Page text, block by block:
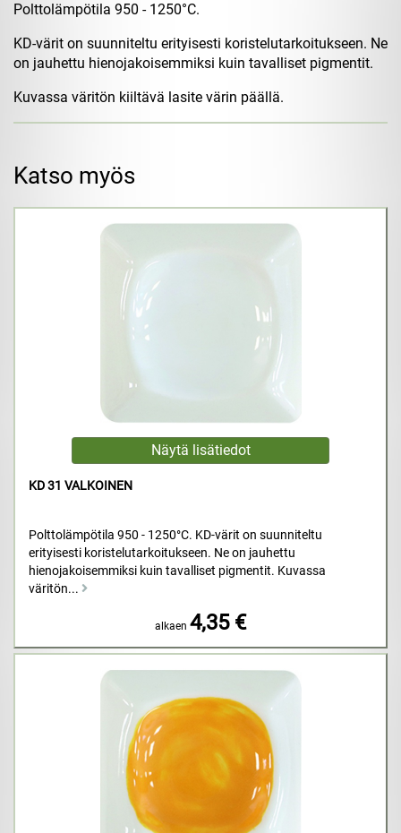
Polttolämpötila 950 - 1250°C.
KD-värit on suunniteltu erityisesti koristelutarkoitukseen. Ne
on jauhettu hienojakoisemmiksi kuin tavalliset pigmentit.
Kuvassa väritön kiiltävä lasite värin päällä.
Katso myös
KD 31 VALKOINEN
Polttolämpötila 950 - 1250°C. KD-värit on suunniteltu
erityisesti koristelutarkoitukseen. Ne on jauhettu
hienojakoisemmiksi kuin tavalliset pigmentit. Kuvassa
väritön...
alkaen 4,35 €